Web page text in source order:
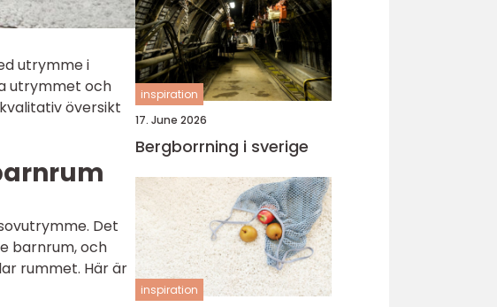
utrymme i
utrymmet och
översikt
Det
barnrum, och
rummet. Här är
inspiration
17. June 2026
Bergborrning i sverige
inspiration